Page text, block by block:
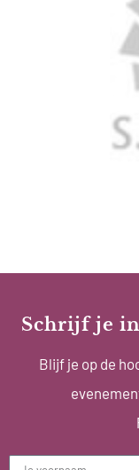
Schrijf je
Blijf je op de